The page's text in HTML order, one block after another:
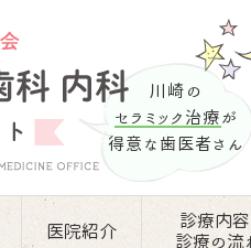
川崎の
セラミック治療 が
得意な歯医者さん
医院紹介
診療内
診療の流